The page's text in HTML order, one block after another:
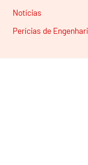
Notícias
Perícias de